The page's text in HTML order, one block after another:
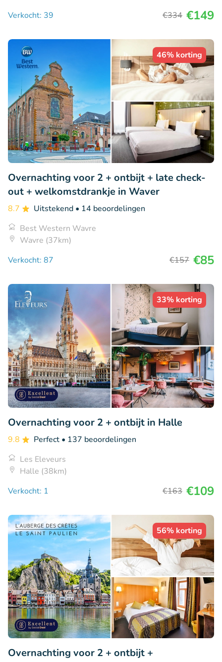
Verkocht: 39
€334 €149
46% korting
Overnachting voor 2 + ontbijt + late check-
out + welkomstdrankje in Waver
8.7 Uitstekend • 14 beoordelingen
Best Western Wavre
Wavre (37km)
Verkocht: 87
€157 €85
33% korting
Overnachting voor 2 + ontbijt in Halle
9.8 Perfect • 137 beoordelingen
Les Eleveurs
Halle (38km)
Verkocht: 1
€163 €109
56% korting
Overnachting voor 2 + ontbijt +